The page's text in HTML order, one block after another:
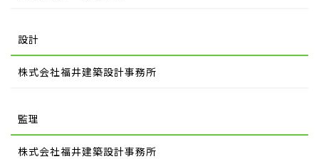
設計
株式会社福井建築設計事務所
監理
株式会社福井建築設計事務所